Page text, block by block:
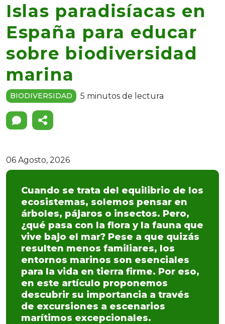
Islas paradisíacas en
España para educar
sobre biodiversidad
marina
BIODIVERSIDAD 5 minutos de lectura
06 Agosto, 2026
Cuando se trata del equilibrio de los
ecosistemas, solemos pensar en
árboles, pájaros o insectos. Pero,
¿qué pasa con la flora y la fauna que
vive bajo el mar? Pese a que quizás
resulten menos familiares, los
entornos marinos son esenciales
para la vida en tierra firme. Por eso,
en este artículo proponemos
descubrir su importancia a través
de excursiones a escenarios
marítimos excepcionales.